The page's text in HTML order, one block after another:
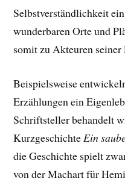
Selbstverständlichkeit
wunderbaren Orte und
somit zu Akteuren seiner
Beispielsweise
Erzählungen ein
Schriftsteller behandelt
KurzgeschichteEin
die Geschichte spielt
von der Machart für